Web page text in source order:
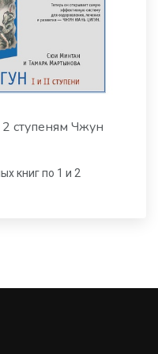
ступеням Чжун
книг по 1 и 2